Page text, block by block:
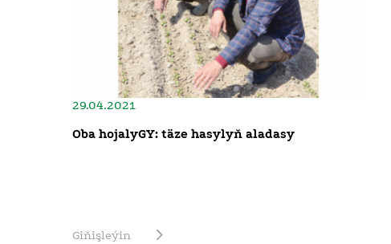
29.04.2021
Oba hojalyGY: täze hasylyň aladasy
Giňişleýin